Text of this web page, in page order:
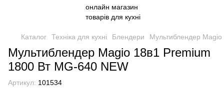
Каталог Техніка для кухні Блендери Мультиблендер
Мультиблендер Magio 18в1 Premium
1800 Вт MG-640 NEW
Артикул: 101534